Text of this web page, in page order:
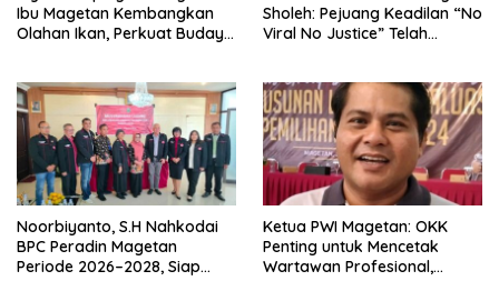
Ibu Magetan Kembangkan
Olahan Ikan, Perkuat Budaya
Sholeh: Pejuang Keadilan “No
Viral No Justice” Telah
Noorbiyanto, S.H Nahkodai
BPC Peradin Magetan
Periode 2026–2028, Siap
Ketua PWI Magetan: OKK
Penting untuk Mencetak
Wartawan Profesional,